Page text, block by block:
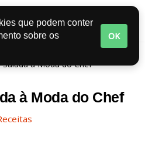
à Moda do Chef
à Moda do Chef
que podem conter
sobre os
OK